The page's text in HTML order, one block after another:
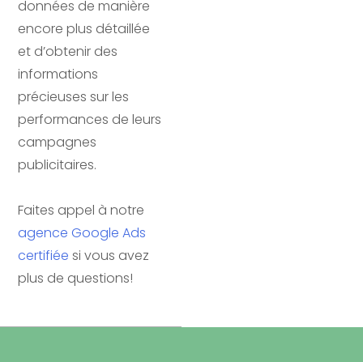
données de manière
encore plus détaillée
et d’obtenir des
informations
précieuses sur les
performances de leurs
campagnes
publicitaires.
Faites appel à notre
agence Google Ads
certifiée si vous avez
plus de questions!